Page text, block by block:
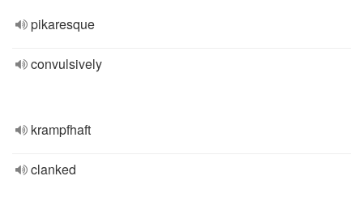
pikaresque
convulsively
krampfhaft
clanked